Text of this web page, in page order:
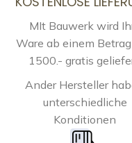
MIt Bauwerk wird
Ware ab einem
1500.- gratis
Ander Hersteller
unterschiedliche
Konditionen